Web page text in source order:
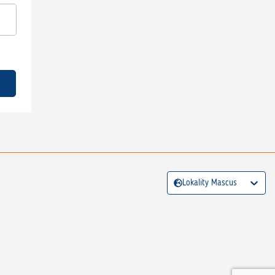
Lokality Mascus